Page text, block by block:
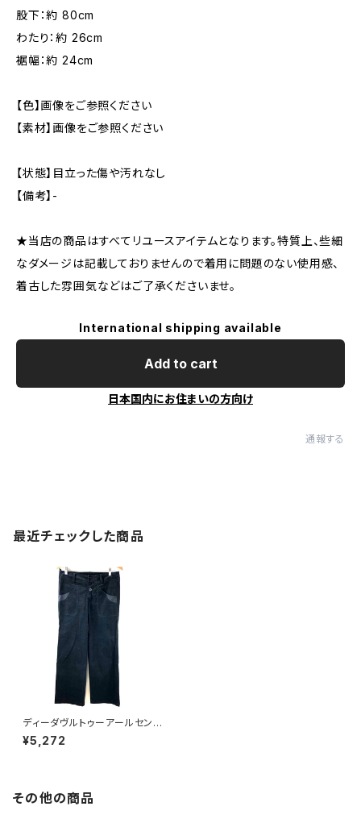
股下：約 80cm
わたり：約 26cm
裾幅：約 24cm
【色】画像をご参照ください
【素材】画像をご参照ください
【状態】目立った傷や汚れなし
【備考】-
★当店の商品はすべてリユースアイテムとなります。特質上、些細
なダメージは記載しておりませんので着用に問題のない使用感、
着古した雰囲気などはご了承くださいませ。
International shipping available
Add to cart
日本国内にお住まいの方向け
通報する
最近チェックした商品
ディーダヴルトゥーアールセンソ
ユニコ Dw2R パンツ タグ付き
ワイドパンツ コーデユロイ フロ
¥5,272
その他の商品